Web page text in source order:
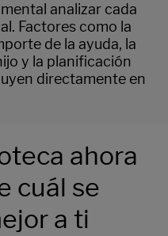
analizar cada
Factores como la
de la ayuda, la
y la planificación
directamente en
ahora
cuál se
a ti